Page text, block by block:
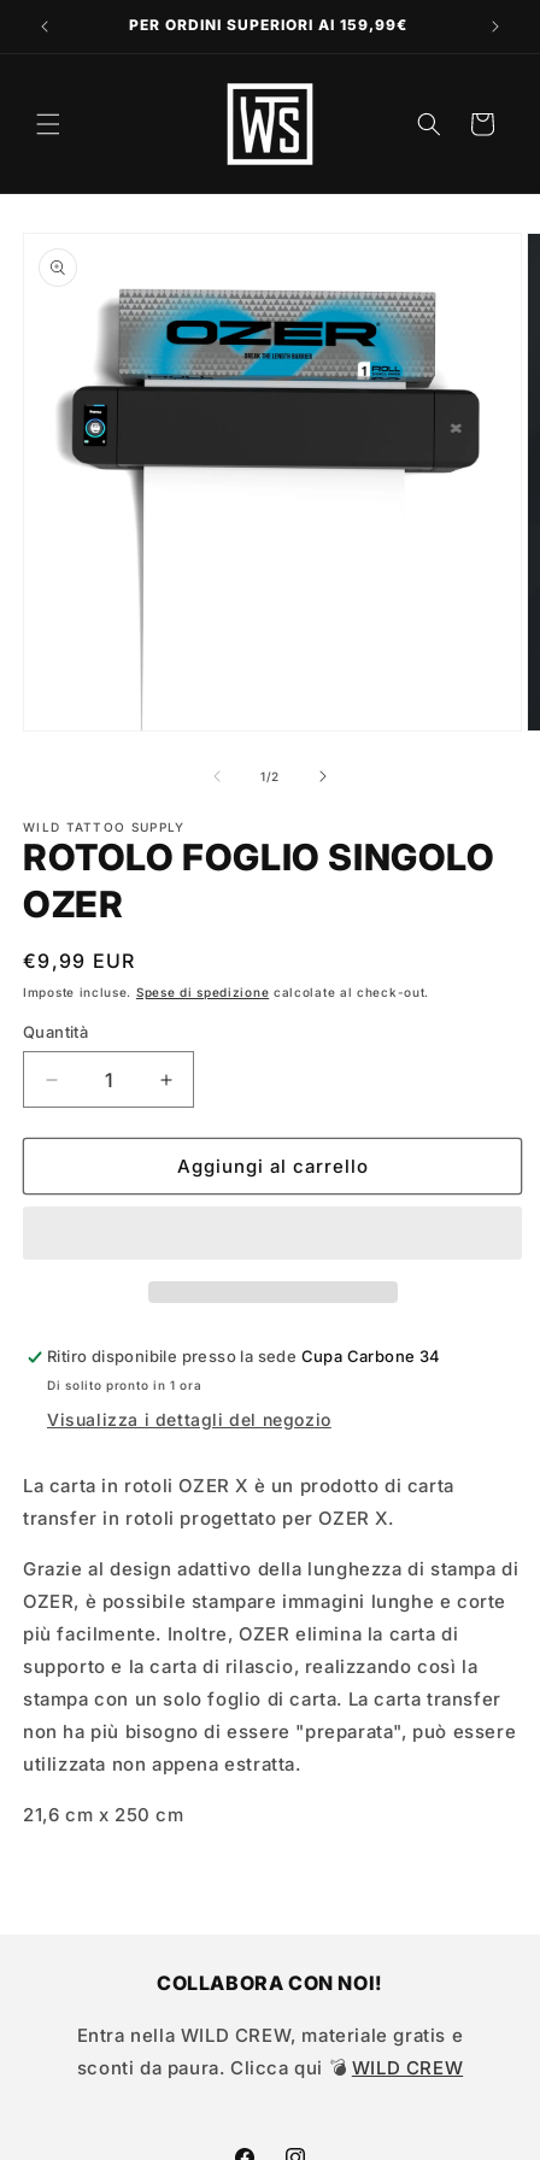
direttamentePER ORDINI SUPERIORI AI 159,99€
Carrello
informazioni
sul prodotto
finestra
modale
1/su
2
WILD TATTOO SUPPLY
ROTOLO FOGLIO SINGOLO
OZER
Prezzo
di
€9,99 EUR
Imposte incluse. Spese di spedizione calcolate al check-out.
Quantità
Diminuisci
quantità
per
FOGLIO
Aumenta
quantità
per
ROTOLO
FOGLIO
Aggiungi al carrello
Ritiro disponibile presso la sede Cupa Carbone 34
Di solito pronto in 1 ora
Visualizza i dettagli del negozio
La carta in rotoli OZER X è un prodotto di carta
transfer in rotoli progettato per OZER X.
Grazie al design adattivo della lunghezza di stampa di
OZER, è possibile stampare immagini lunghe e corte
più facilmente. Inoltre, OZER elimina la carta di
supporto e la carta di rilascio, realizzando così la
stampa con un solo foglio di carta. La carta transfer
non ha più bisogno di essere "preparata", può essere
utilizzata non appena estratta.
21,6 cm x 250 cm
COLLABORA CON NOI!
Entra nella WILD CREW, materiale gratis e
sconti da paura. Clicca qui 💣 WILD CREW